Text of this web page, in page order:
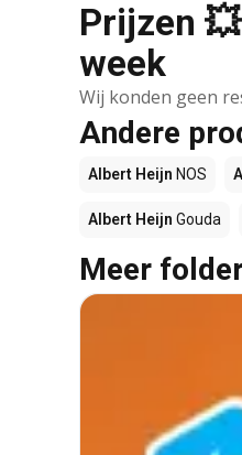
Prijzen
week
Wij konden geen
Andere
Albert Heijn NOS
Albert Heijn Gouda
Meer